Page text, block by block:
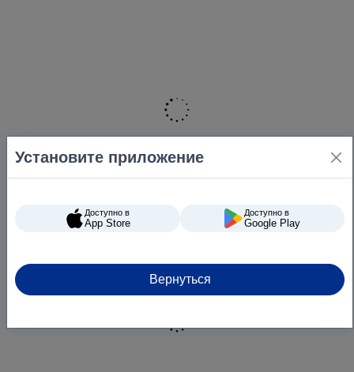
Установите приложение
Доступно в
App Store
Доступно в
Google Play
Вернуться